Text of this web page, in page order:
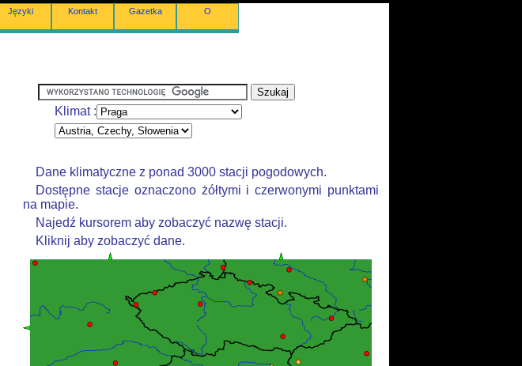
Języki Kontakt Gazetka O
Klimat :
Dane klimatyczne z ponad 3000 stacji pogodowych.
Dostępne stacje oznaczono żółtymi i czerwonymi punktami
na mapie.
Najedź kursorem aby zobaczyć nazwę stacji.
Kliknij aby zobaczyć dane.